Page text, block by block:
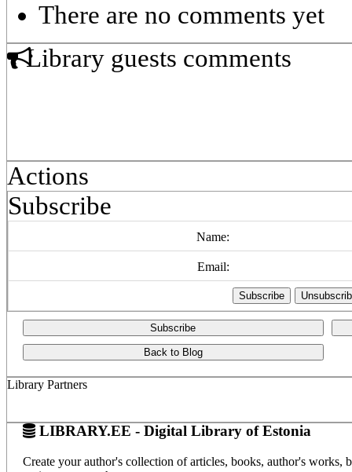
There are no comments yet
Library guests comments
Actions
Subscribe
Name:
Email:
Subscribe
Back to Blog
Library Partners
LIBRARY.EE - Digital Library of Estonia
Create your author's collection of articles, books, author's